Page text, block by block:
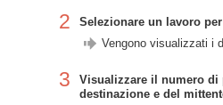
2
Selezionare un lavoro
Vengono visualizzati i
3
Visualizzare il numero
destinazione e del